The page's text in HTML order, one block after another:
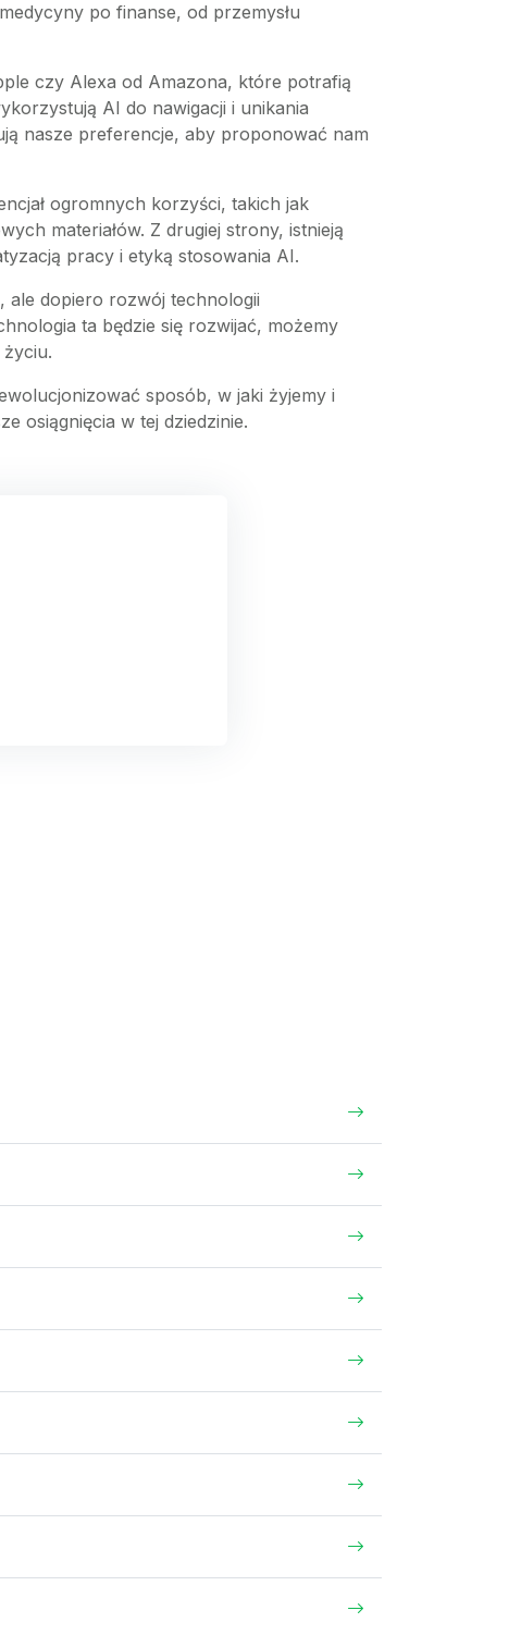
po finanse, od przemysłu
czy Alexa od Amazona, które potrafią
AI do nawigacji i unikania
nasze preferencje, aby proponować nam
ogromnych korzyści, takich jak
materiałów. Z drugiej strony, istnieją
pracy i etyką stosowania AI.
ale dopiero rozwój technologii
ta będzie się rozwijać, możemy
sposób, w jaki żyjemy i
osiągnięcia w tej dziedzinie.